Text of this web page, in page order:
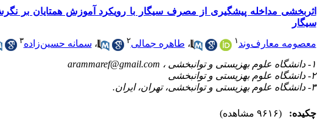
اثربخشی مداخله پیشگیری از مصرف سیگار با رویکرد آموزش همتایان بر
سیگار
معصومه معارف‌وند ۱ ، طاهره جمالی۲ ، سمانه حسین‌زاده۳
۱- دانشگاه علوم بهزیستی و توانبخشی ،
arammaref@gmail.com
۲- دانشگاه علوم بهزیستی و توانبخشی
۳- دانشگاه علوم بهزیستی و توانبخشی، تهران، ایران.
چکیده:
(۹۶۱۶ مشاهده)